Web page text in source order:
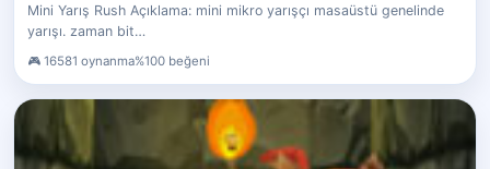
Mini Yarış Rush Açıklama: mini mikro yarışçı masaüstü genelinde
yarışı. zaman bit…
16581 oynanma%100 beğeni